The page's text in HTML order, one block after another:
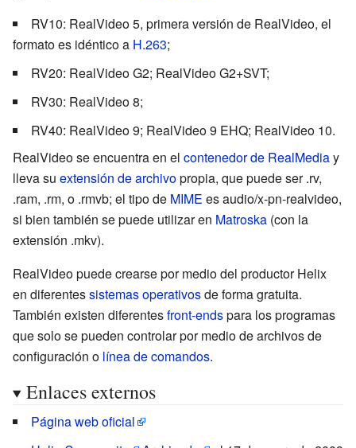
RV10: RealVideo 5, primera versión de RealVideo, el
formato es idéntico a H.263;
RV20: RealVideo G2; RealVideo G2+SVT;
RV30: RealVideo 8;
RV40: RealVideo 9; RealVideo 9 EHQ; RealVideo 10.
RealVideo se encuentra en el contenedor de RealMediay
lleva su extensión de archivopropia, que puede ser .rv,
.ram, .rm, o .rmvb; el tipo de MIME esaudio/x-pn-realvideo,
si bien también se puede utilizar en Matroska (con la
extensión .mkv).
RealVideo puede crearse por medio del productor Helix
en diferentessistemas operativosde forma gratuita.
También existen diferentesfront-endspara los programas
que solo se pueden controlar por medio de archivos de
configuración o línea de comandos.
Enlaces externos
Página web oficial